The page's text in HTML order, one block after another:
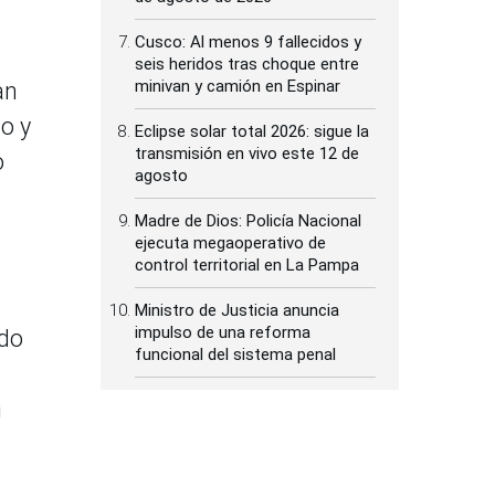
y
Cusco: Al menos 9 fallecidos y
seis heridos tras choque entre
minivan y camión en Espinar
Eclipse solar total 2026: sigue la
transmisión en vivo este 12 de
agosto
Madre de Dios: Policía Nacional
ejecuta megaoperativo de
control territorial en La Pampa
Ministro de Justicia anuncia
impulso de una reforma
funcional del sistema penal